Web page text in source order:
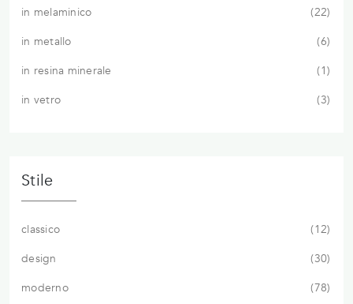
in melaminico
22
in metallo
6
in resina minerale
1
in vetro
3
Stile
classico
12
design
30
moderno
78